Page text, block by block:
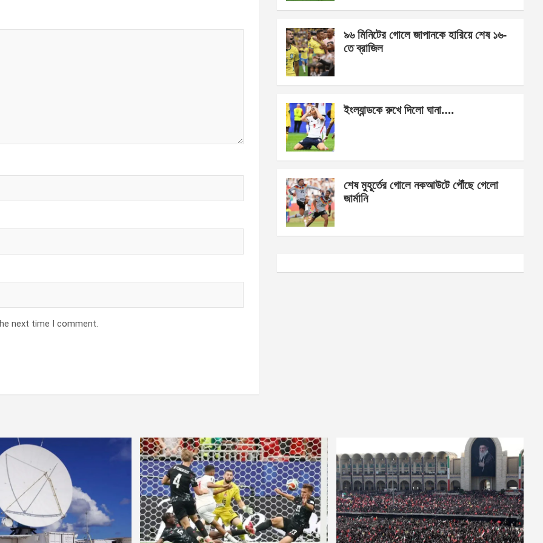
next time I comment.
k
p
৯৬ মিনিটের গোলে জাপানকে হারিয়ে শেষ ১৬-
তে ব্রাজিল
ইংল্যান্ডকে রুখে দিলো ঘানা….
শেষ মুহূর্তের গোলে নকআউটে পৌঁছে গেলো
জার্মানি